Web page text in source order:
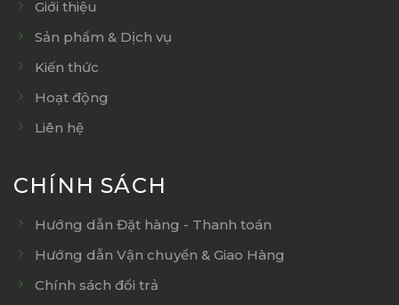
Giới thiệu
Sản phẩm & Dịch vụ
Kiến thức
Hoạt động
Liên hệ
CHÍNH SÁCH
Hướng dẫn Đặt hàng - Thanh toán
Hướng dẫn Vận chuyển & Giao Hàng
Chính sách đổi trả